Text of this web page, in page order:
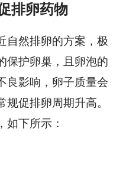
排卵药物
自然排卵的方案，极
保护卵巢，且卵泡的
良影响，卵子质量会
促排卵周期升高。
如下所示：